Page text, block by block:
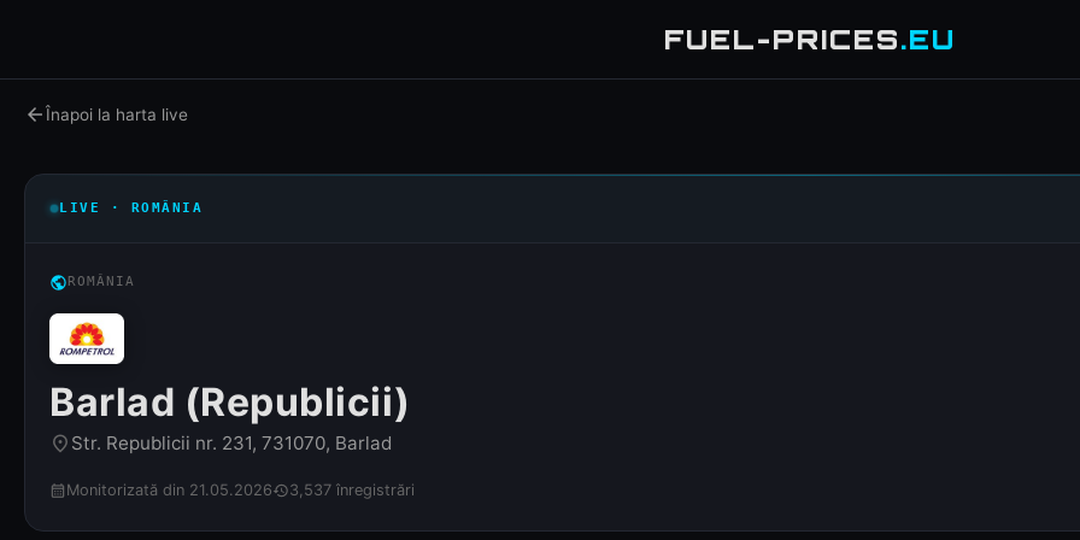
FUEL-PRICES.EU
arrow_backÎnapoi la harta live
LIVE · ROMÂNIA
publicROMÂNIA
Barlad (Republicii)
place Str. Republicii nr. 231, 731070, Barlad
calendar_month Monitorizată din 21.05.2026history3,537 înregistrări